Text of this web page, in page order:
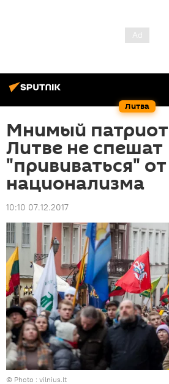
Литва
Мнимый
Литве не спешат
"прививаться" от
национализма
10:10 07.12.2017
© Photo : vilnius.lt